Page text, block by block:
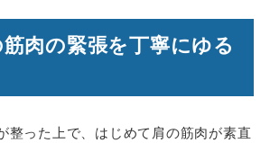
肉の緊張を丁寧にゆる
整った上で、はじめて肩の筋肉が素直